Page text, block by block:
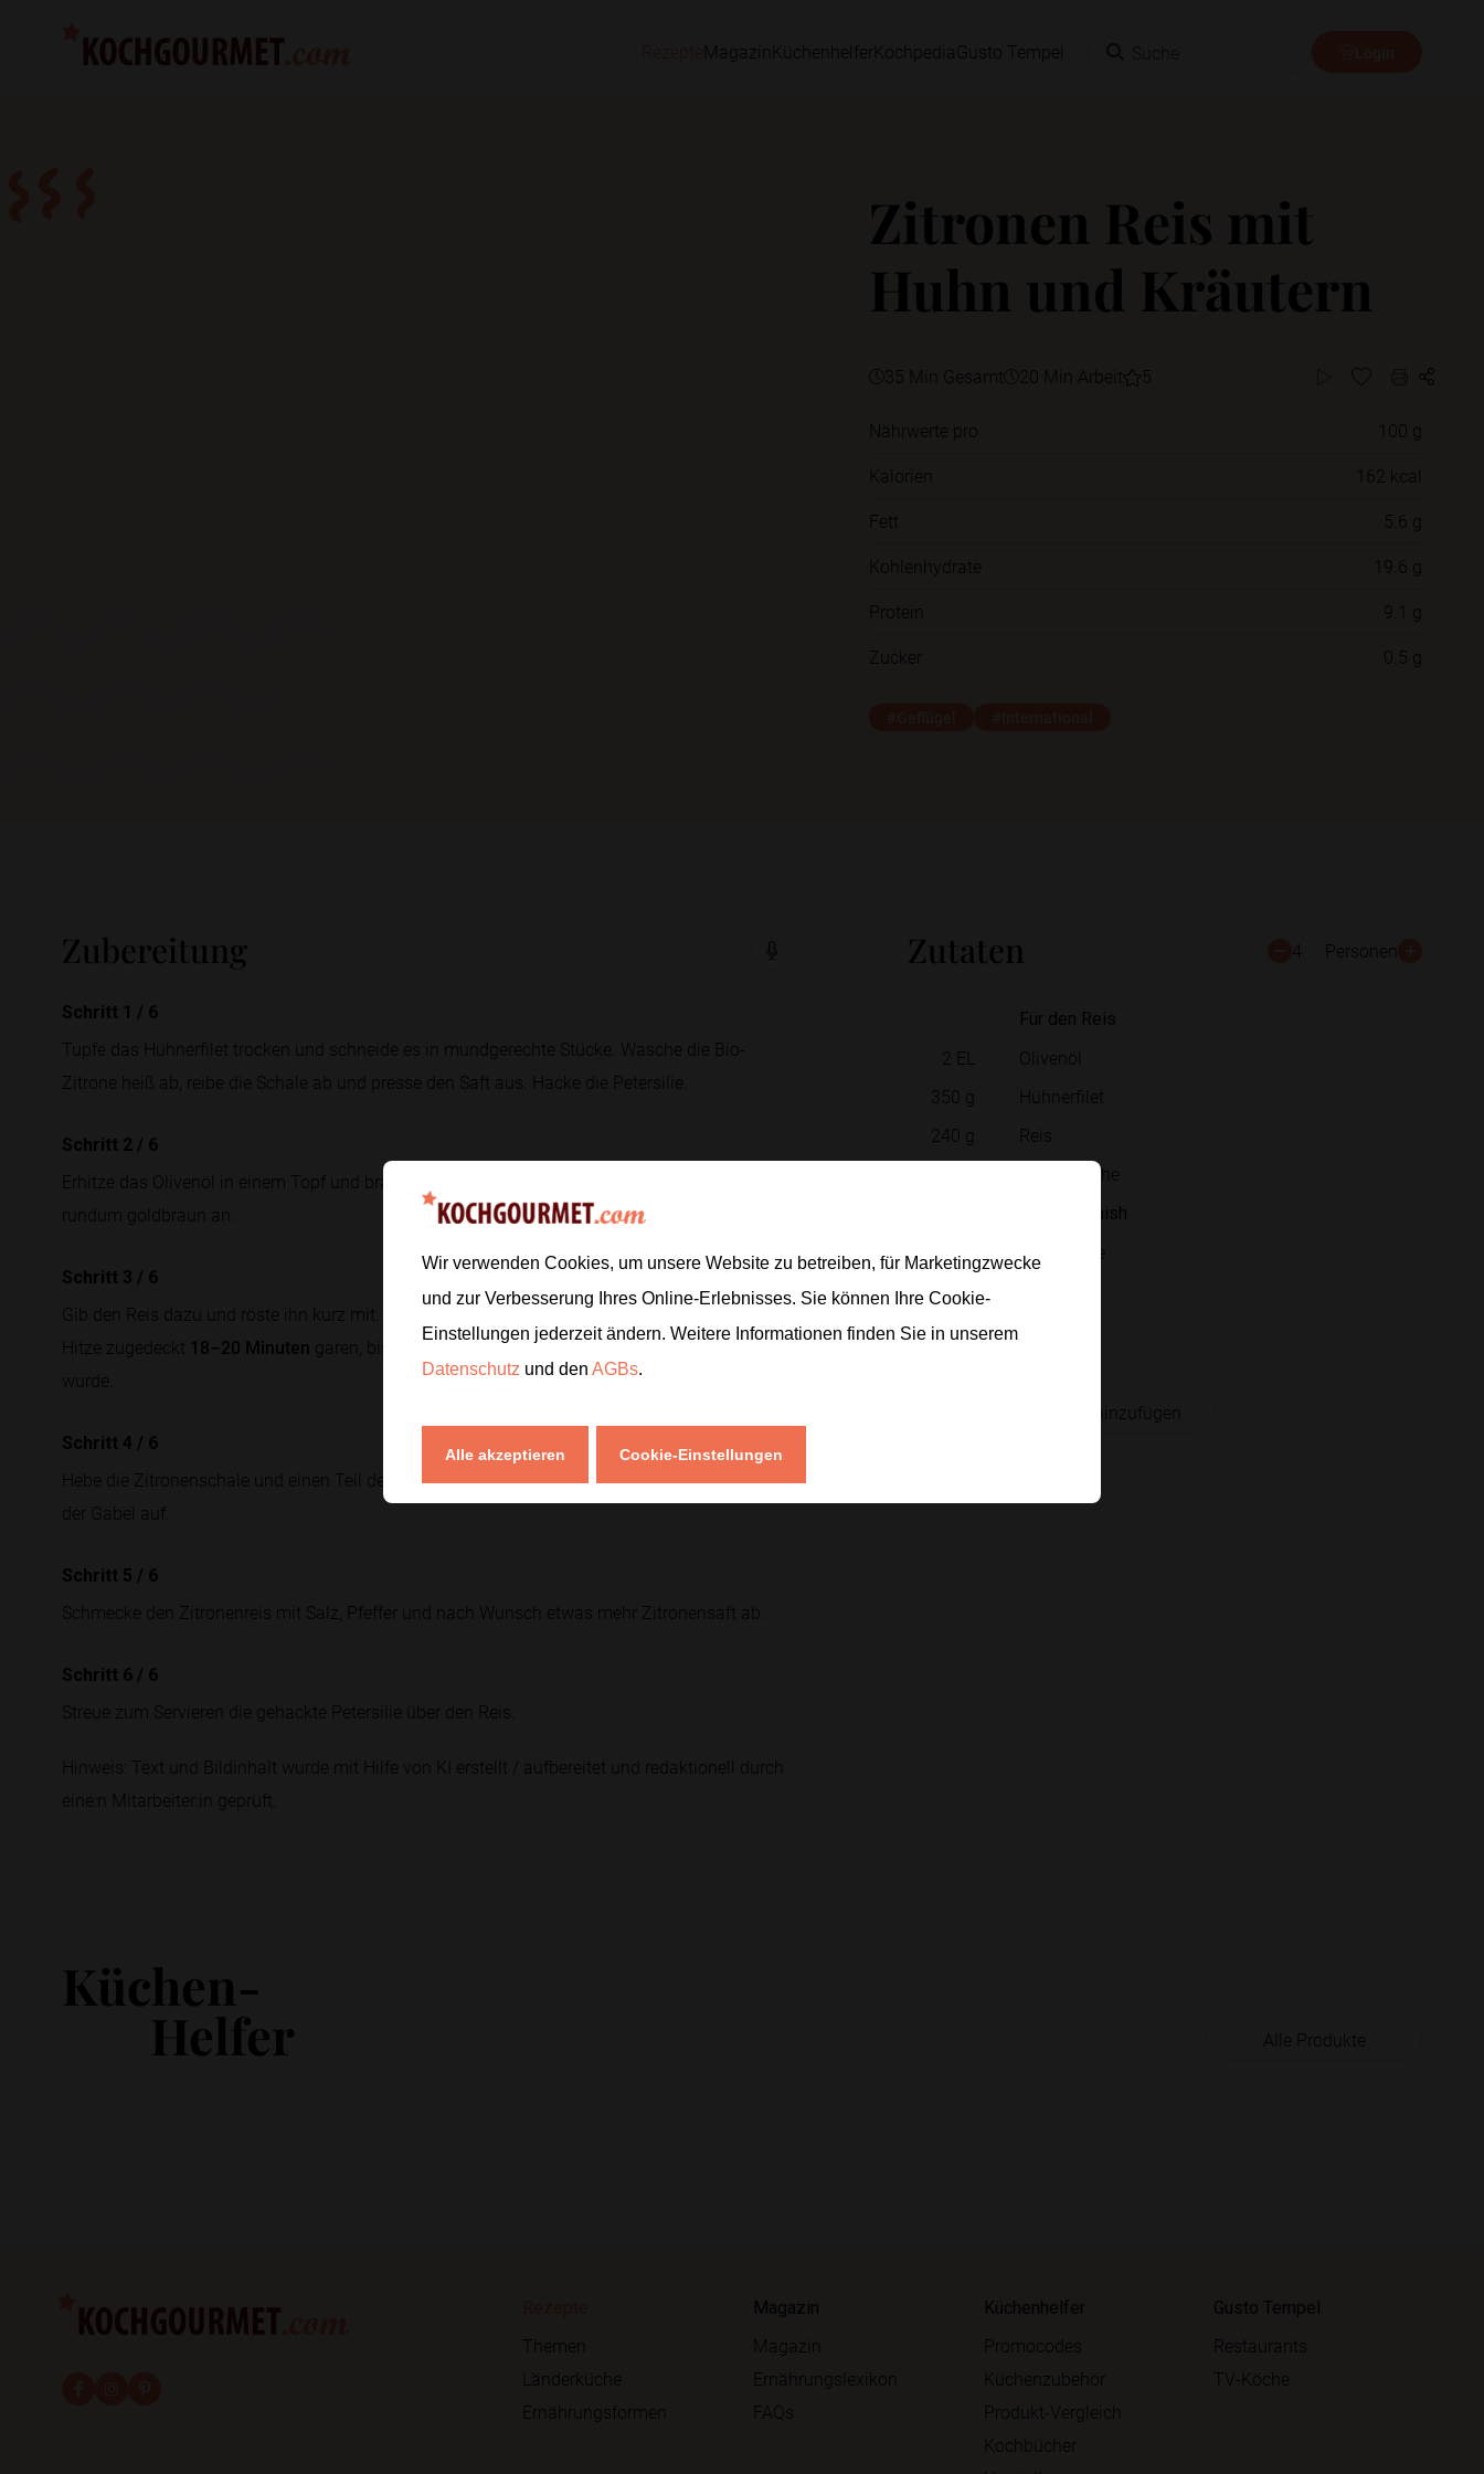
Magazin Küchenhelfer Kochpedia Gusto Tempel
Zitronen Reis mit
Huhn und Kräutern
35 Min Gesamt 20 Min Arbeit 5
Nährwerte pro
100 g
Kalorien
162 kcal
Fett
5.6 g
Kohlenhydrate
19.6 g
Protein
9.1 g
Zucker
0.5 g
Zutaten 4 Personen
Für den Reis
2 EL
Olivenöl
350 g
Hühnerfilet
240 g
Reis
Hühnerbrühe
Für das Finish
Bio-Zitrone
Zur Einkaufsliste hinzufügen
Zubereitung
Schritt 1 / 6
Tupfe das Hühnerfilet trocken und schneide es in mundgerechte Stücke. Wasche die Bio-
Zitrone heiß ab, reibe die Schale ab und presse den Saft aus. Hacke die Petersilie.
Schritt 2 / 6
Erhitze das Olivenöl in einem Topf und brate die Hühnerstücke bei mittlerer bis hoher Hitze
rundum goldbraun an.
Schritt 3 / 6
Gib den Reis dazu und röste ihn kurz mit. Gieße die Hühnerbrühe an und lasse alles bei kleiner
Hitze zugedeckt 18–20 Minuten garen, bis der Reis weich ist und die Flüssigkeit aufgesogen
wurde.
Schritt 4 / 6
Hebe die Zitronenschale und einen Teil des Zitronensafts unter den Reis und lockere ihn mit
der Gabel auf.
Schritt 5 / 6
Schmecke den Zitronenreis mit Salz, Pfeffer und nach Wunsch etwas mehr Zitronensaft ab.
Schritt 6 / 6
Streue zum Servieren die gehackte Petersilie über den Reis.
Hinweis: Text und Bildinhalt wurde mit Hilfe von KI erstellt / aufbereitet und redaktionell durch
eine:n Mitarbeiter:in geprüft.
Küchen-
Helfer Alle Produkte
Themen
Länderküche
Ernährungsformen
Magazin
Magazin
Ernährungslexikon
FAQs
Küchenhelfer
Promocodes
Küchenzubehör
Produkt-Vergleich
Kochbücher
Gusto Tempel
Restaurants
TV-Köche
Wir verwenden Cookies, um unsere Website zu betreiben, für Marketingzwecke
und zur Verbesserung Ihres Online-Erlebnisses. Sie können Ihre Cookie-
Einstellungen jederzeit ändern. Weitere Informationen finden Sie in unserem
Datenschutz und den AGBs.
Alle akzeptieren Cookie-Einstellungen